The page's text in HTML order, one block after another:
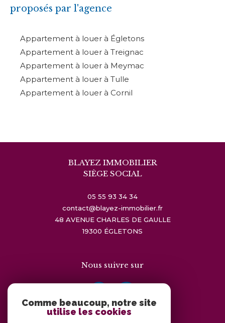
proposés par l'agence
Appartement à louer à Égletons
Appartement à louer à Treignac
Appartement à louer à Meymac
Appartement à louer à Tulle
Appartement à louer à Cornil
BLAYEZ IMMOBILIER
SIÈGE SOCIAL
05 55 93 34 34
contact@blayez-immobilier.fr
48 AVENUE CHARLES DE GAULLE
19300
ÉGLETONS
Nous suivre sur
Comme beaucoup, notre site
utilise les cookies